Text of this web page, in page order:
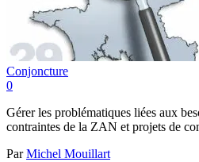
Conjoncture
0
Gérer les problématiques liées aux
contraintes de la ZAN et projets de
ParMichel Mouillart